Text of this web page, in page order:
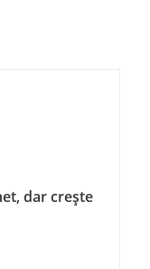
dar crește